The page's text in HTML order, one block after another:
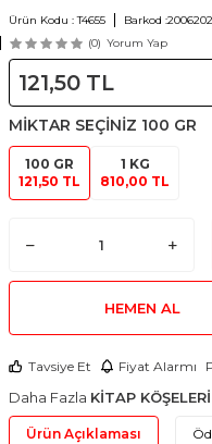
Ürün Kodu :T4655 Barkod :
(0) Yorum Yap
121,50 TL
MİKTAR SEÇİNİZ 100 GR
100 GR
121,50 TL
1 KG
810,00 TL
HEMEN AL
Tavsiye Et Fiyat Alarmı
Daha Fazla KİTAP KÖŞELERİ
Ürün Açıklaması